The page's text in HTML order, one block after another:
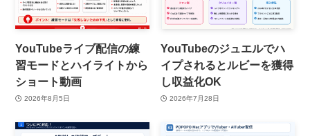
YouTubeライブ配信の練
習モードとハイライトから
ショート動画
2026年8月5日
YouTubeのジュエルでハ
イプされるとルビーを獲得
し収益化OK
2026年7月28日